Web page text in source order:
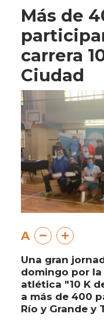
Más de
carrera
Ciudad
A
Una gran
domingo por la
atlética "10 K
a más de 400
Río y Grande y